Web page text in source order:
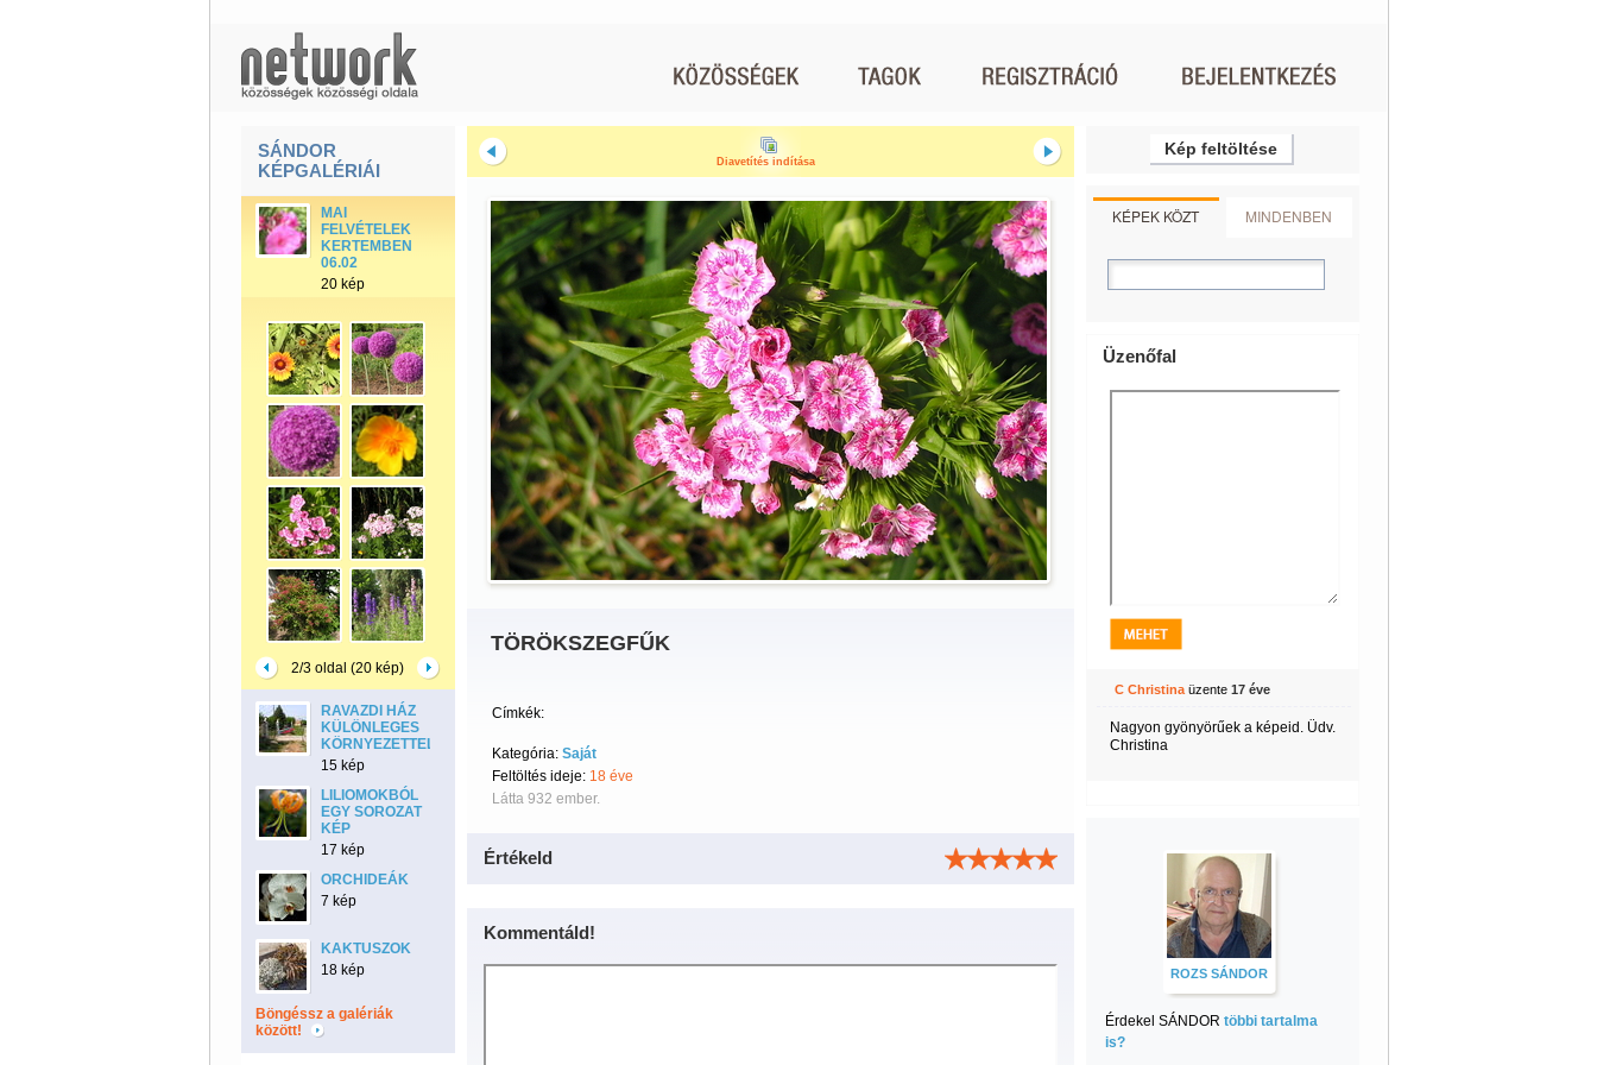
SÁNDOR
KÉPGALÉRIÁI
MAI
FELVÉTELEK
KERTEMBEN
06.02
20 kép
2/3 oldal (20 kép)
RAVAZDI HÁZ
KÜLÖNLEGES
KÖRNYEZETTEL
15 kép
LILIOMOKBÓL
EGY SOROZAT
KÉP
17 kép
ORCHIDEÁK
7 kép
KAKTUSZOK
18 kép
Böngéssz a galériák
között!
Diavetítés indítása
TÖRÖKSZEGFŰK
Címkék:
Kategória: Saját
Feltöltés ideje: 18 éve
Látta 932 ember.
Értékeld
Kommentáld!
Kép feltöltése
KÉPEK KÖZT MINDENBEN
Üzenőfal
C Christinaüzente 17 éve
Nagyon gyönyörűek a képeid. Üdv.
Christina
ROZS SÁNDOR
Érdekel SÁNDOR többi tartalma
is?